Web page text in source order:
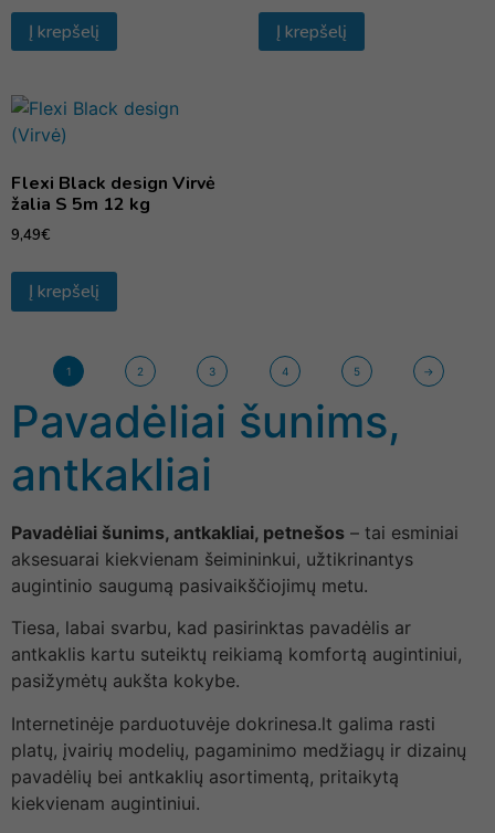
Į krepšelį Į krepšelį
Flexi Black design Virvė
žalia S 5m 12 kg
9,49€
Į krepšelį
1 2 3 4 5 →
Pavadėliai šunims,
antkakliai
Pavadėliai šunims, antkakliai, petnešos – tai esminiai
aksesuarai kiekvienam šeimininkui, užtikrinantys
augintinio saugumą pasivaikščiojimų metu.
Tiesa, labai svarbu, kad pasirinktas pavadėlis ar
antkaklis kartu suteiktų reikiamą komfortą augintiniui,
pasižymėtų aukšta kokybe.
Internetinėje parduotuvėje dokrinesa.lt galima rasti
platų, įvairių modelių, pagaminimo medžiagų ir dizainų
pavadėlių bei antkaklių asortimentą, pritaikytą
kiekvienam augintiniui.